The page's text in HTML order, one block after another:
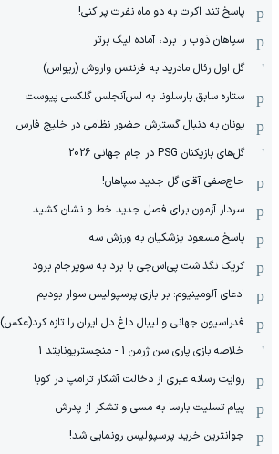
پاسخ تند اکرت به دو ماه نفرت پراکنی!
سپاهان ذوب را برد، آماده لیگ برتر
گل اول رئال مادرید به فرنتس واروش (ریواس)
ستاره سابق بارسلونا به لس‌آنجلس گلکسی پیوست
یونان به دنبال گسترش حضور نظامی در خلیج فارس
گل‌های بازیکنان PSG در جام جهانی 2026
حاج‌صفی آقای گل جدید سپاهان!
سردار آزمون برای فصل جدید خط و نشان کشید
پاسخ مسعود پزشکیان به ورزش سه
کریک نگذاشت پی‌اس‌جی با برد به سوپرجام برود
ادعای آلومینیوم: بر بازی پرسپولیس سوار بودیم
فدراسیون جهانی والیبال داغ دل ایران را تازه کرد(عکس)
خلاصه بازی پاری سن ژرمن 1 - منچستریونایتد 1
روایت رسانه عبری از دخالت آشکار ترامپ در کوبا
پیام تسلیت بارسا به مسی و تشکر از پدرش
جوانترین خرید پرسپولیس رونمایی شد!